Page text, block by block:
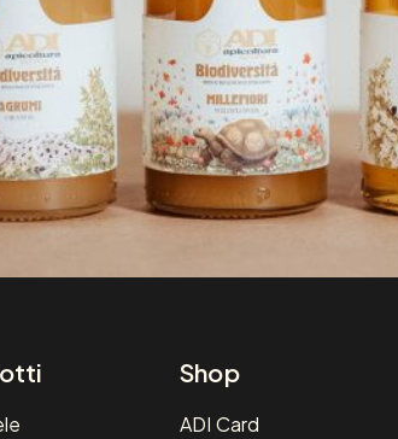
Shop
ADI Card